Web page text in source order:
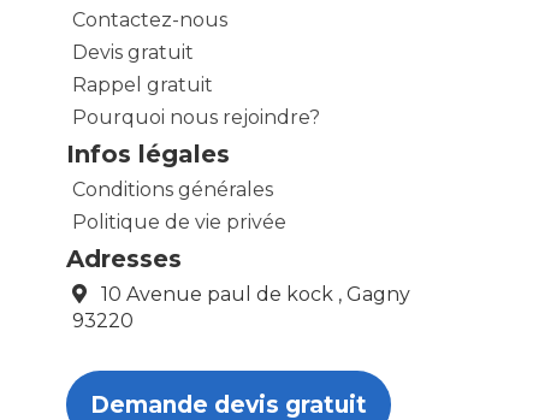
Contactez-nous
Devis gratuit
Rappel gratuit
Pourquoi nous rejoindre?
Infos légales
Conditions générales
Politique de vie privée
Adresses
10 Avenue paul de kock , Gagny
93220
Demande devis gratuit